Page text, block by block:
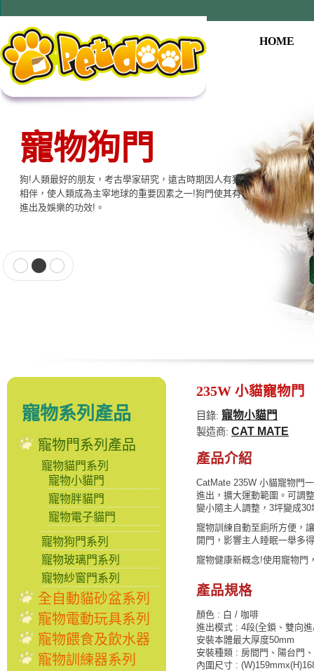
HOME
寵物狗門
狗!人類最好的朋友，考古學家研究，遠古時期因人有狗
相伴，使人類成為主宰地球的重要因素之一!狗門使其有
進出及娛樂的功效!。
寵物系列產品
寵物門系列產品
寵物貓門系列
寵物小貓門
寵物胖貓門
寵物電子貓門
寵物狗門系列
寵物玻璃門系列
寵物紗窗門系列
全自動貓砂盆系列
寵物電動玩具系列
寵物餵食及飲水器
寵物訓練器系列
235W 小貓寵物門
目錄: 寵物小貓門
製造商: CAT MATE
產品介紹
CatMate 235W 小貓寵物門
進出，擴大運動範圍。可調
變小隨主人調整，3坪變成
寵物訓練自動至廁所方便，
開門，影響主人睡眠一舉多
寵物健康新概念!使用寵物門
產品規格
顏色 : 白 / 咖啡
進出模式 : 4段(全鎖、雙向
安裝本體最大厚度50mm
安裝種類 : 房間門、陽台門
內圍尺寸 :